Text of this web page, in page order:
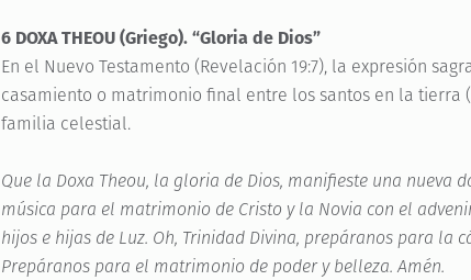
6 DOXA THEOU (Griego). “Gloria de Dios”
En el Nuevo Testamento (Revelación 19:7), la expresión
casamiento o matrimonio final entre los santos en la tierra
familia celestial.
Que la Doxa Theou, la gloria de Dios, manifieste una nueva
música para el matrimonio de Cristo y la Novia con el
hijos e hijas de Luz. Oh, Trinidad Divina, prepáranos para la
Prepáranos para el matrimonio de poder y belleza. Amén.